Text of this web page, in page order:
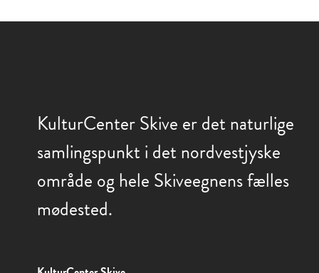
KulturCenter Skive er det naturlige
samlingspunkt i det nordvestjyske
område og hele Skiveegnens fælles
mødested.